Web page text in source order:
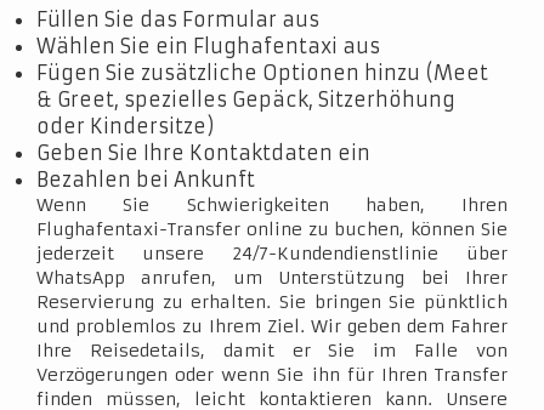
Füllen Sie das Formular aus
Wählen Sie ein Flughafentaxi aus
Fügen Sie zusätzliche Optionen hinzu (Meet
& Greet, spezielles Gepäck, Sitzerhöhung
oder Kindersitze)
Geben Sie Ihre Kontaktdaten ein
Bezahlen bei Ankunft
Wenn Sie Schwierigkeiten haben, Ihren
Flughafentaxi-Transfer online zu buchen, können Sie
jederzeit unsere 24/7-Kundendienstlinie über
WhatsApp anrufen, um Unterstützung bei Ihrer
Reservierung zu erhalten. Sie bringen Sie pünktlich
und problemlos zu Ihrem Ziel. Wir geben dem Fahrer
Ihre Reisedetails, damit er Sie im Falle von
Verzögerungen oder wenn Sie ihn für Ihren Transfer
finden müssen, leicht kontaktieren kann. Unsere